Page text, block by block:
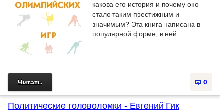
какова его история и почему оно
стало таким престижным и
значимым? Эта книга написана в
популярной форме, в ней...
0
Читать
Политические головоломки - Евгений Гик